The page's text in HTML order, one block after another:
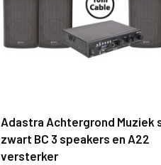
Adastra Achtergrond Muziek
zwart BC 3 speakers en A22
versterker